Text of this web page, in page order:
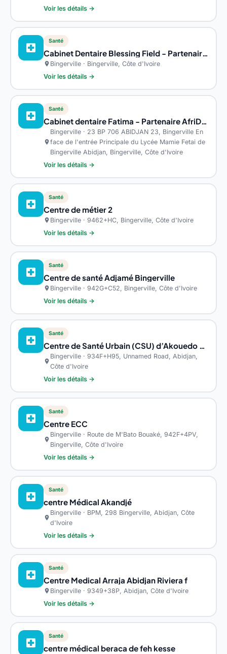
Voir les détails →
local_hospital
Santé
Cabinet Dentaire Blessing Field - Partenaire AfriDoctor
location_on Bingerville · Bingerville, Côte d'Ivoire
Voir les détails →
local_hospital
Santé
Cabinet dentaire Fatima - Partenaire AfriDoctor
location_on
Bingerville · 23 BP 706 ABIDJAN 23, Bingerville En
face de l'entrée Principale du Lycée Mamie Fetai de
Bingerville Abidjan, Bingerville, Côte d'Ivoire
Voir les détails →
local_hospital
Santé
Centre de métier 2
location_on Bingerville · 9462+HC, Bingerville, Côte d'Ivoire
Voir les détails →
local_hospital
Santé
Centre de santé Adjamé Bingerville
location_on Bingerville · 942G+C52, Bingerville, Côte d'Ivoire
Voir les détails →
local_hospital
Santé
Centre de Santé Urbain (CSU) d’Akouedo Attie
location_on
Bingerville · 934F+H95, Unnamed Road, Abidjan,
Côte d'Ivoire
Voir les détails →
local_hospital
Santé
Centre ECC
location_on
Bingerville · Route de M'Bato Bouaké, 942F+4PV,
Bingerville, Côte d'Ivoire
Voir les détails →
local_hospital
Santé
centre Médical Akandjé
location_on
Bingerville · BPM, 298 Bingerville, Abidjan, Côte
d'Ivoire
Voir les détails →
local_hospital
Santé
Centre Medical Arraja Abidjan Riviera f
location_on Bingerville · 9349+38P, Abidjan, Côte d'Ivoire
Voir les détails →
local_hospital
Santé
centre médical beraca de feh kesse